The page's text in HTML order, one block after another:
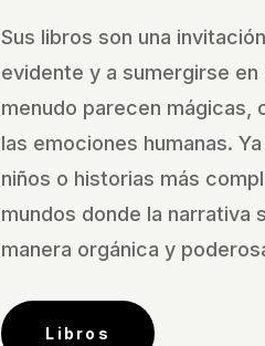
Sus libros son una
evidente y a sumergirse en
menudo parecen mágicas,
las emociones humanas.
niños o historias más
mundos donde la narrativa
manera orgánica y
Libros